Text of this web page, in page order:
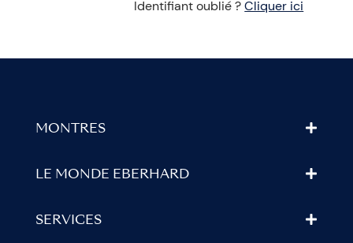
Identifiant oublié ?Cliquer ici
MONTRES
LE MONDE EBERHARD
SERVICES